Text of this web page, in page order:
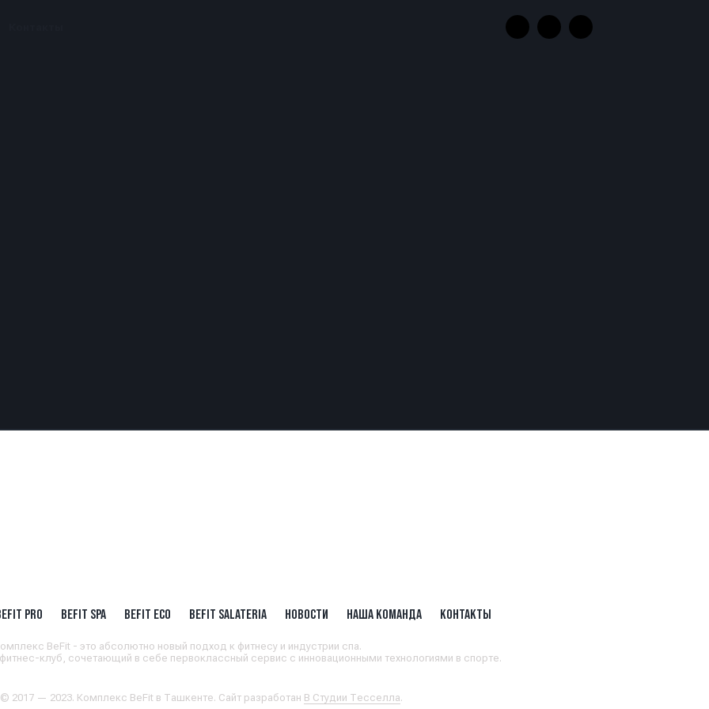
PRO BEFIT SPA BEFIT ECO BEFIT SALATERIA НОВОСТИ НАША КОМАНДА КОНТАКТЫ
BeFit - это абсолютно новый подход к фитнесу и индустрии спа.
клуб, сочетающий в себе первоклассный сервис с инновационными технологиями в спорте.
2017 — 2023. Комплекс BeFit в Ташкенте. Сайт разработан В Студии Тесселла.